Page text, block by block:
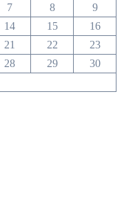
7 8
9
14 15
16
21 22
23
28 29
30